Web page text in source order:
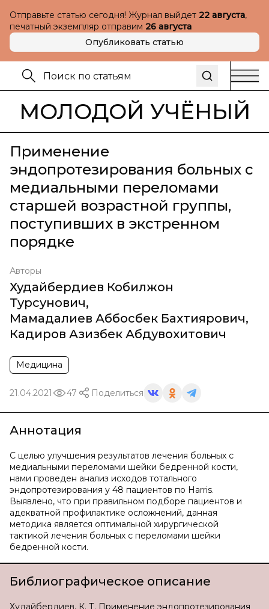
Отправьте статью сегодня! Журнал выйдет 22 августа,
печатный экземпляр отправим 26 августа
Опубликовать статью
МОЛОДОЙ УЧЁНЫЙ
Применение
эндопротезирования больных с
медиальными переломами
старшей возрастной группы,
поступивших в экстренном
порядке
Авторы
Худайбердиев Кобилжон
Турсунович,
Мамадалиев Аббосбек Бахтиярович,
Кадиров Азизбек Абдувохитович
Медицина
21.04.2021 47 Поделиться
Аннотация
С целью улучшения результатов лечения больных с
медиальными переломами шейки бедренной кости,
нами проведен анализ исходов тотального
эндопротезирования у 48 пациентов по Harris.
Выявлено, что при правильном подборе пациентов и
адекватной профилактике осложнений, данная
методика является оптимальной хирургической
тактикой лечения больных с переломами шейки
бедренной кости.
Библиографическое описание
Худайбердиев, К. Т. Применение эндопротезирования